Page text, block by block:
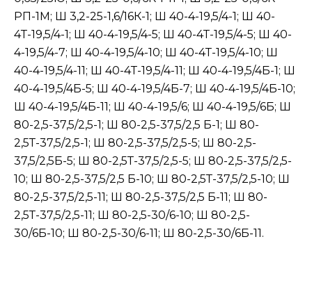
РП-1М; Ш 3,2-25-1,6/16К-1; Ш 40-4-19,5/4-1; Ш 40-
4Т-19,5/4-1; Ш 40-4-19,5/4-5; Ш 40-4Т-19,5/4-5; Ш 40-
4-19,5/4-7; Ш 40-4-19,5/4-10; Ш 40-4Т-19,5/4-10; Ш
40-4-19,5/4-11; Ш 40-4Т-19,5/4-11; Ш 40-4-19,5/4Б-1; Ш
40-4-19,5/4Б-5; Ш 40-4-19,5/4Б-7; Ш 40-4-19,5/4Б-10;
Ш 40-4-19,5/4Б-11; Ш 40-4-19,5/6; Ш 40-4-19,5/6Б; Ш
80-2,5-37,5/2,5-1; Ш 80-2,5-37,5/2,5 Б-1; Ш 80-
2,5Т-37,5/2,5-1; Ш 80-2,5-37,5/2,5-5; Ш 80-2,5-
37,5/2,5Б-5; Ш 80-2,5Т-37,5/2,5-5; Ш 80-2,5-37,5/2,5-
10; Ш 80-2,5-37,5/2,5 Б-10; Ш 80-2,5Т-37,5/2,5-10; Ш
80-2,5-37,5/2,5-11; Ш 80-2,5-37,5/2,5 Б-11; Ш 80-
2,5Т-37,5/2,5-11; Ш 80-2,5-30/6-10; Ш 80-2,5-
30/6Б-10; Ш 80-2,5-30/6-11; Ш 80-2,5-30/6Б-11.